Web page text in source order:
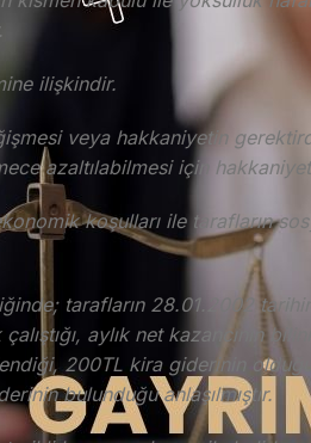
ilişkindir.
veya hakkaniyetin
azaltılabilmesi için
koşulları ile tarafların
tarafların 28.01.2002
aylık net kazancının
200TL kira giderinin
bulunduğu anlaşılmıştır.